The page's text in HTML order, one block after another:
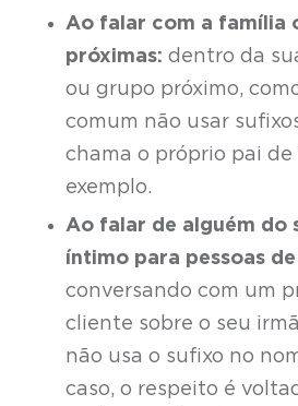
Ao falar com a família
próximas: dentro da
ou grupo próximo,
comum não usar
chama o próprio pai de
exemplo.
Ao falar de alguém do
íntimo para pessoas
conversando com um
cliente sobre o seu
não usa o sufixo no
caso, o respeito é